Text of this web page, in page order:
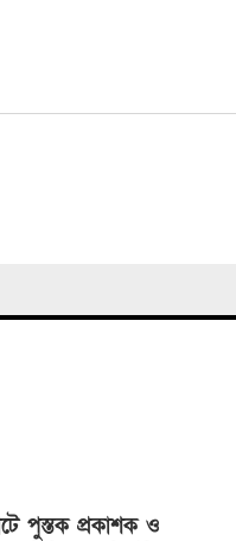
পুস্তক প্রকাশক ও